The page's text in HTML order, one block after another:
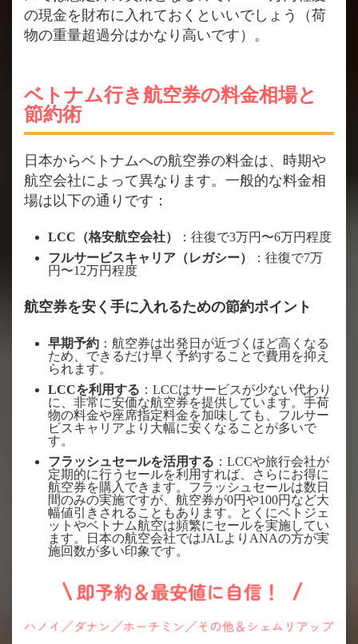
の現金を財布に入れておくといいでしょう（荷
物の重量超過分はかなり高いです）。
ベトナム行き航空券の料金相場と
節約術
日本からベトナムへの航空券の料金は、時期や
航空会社によって異なります。一般的な料金相
場は以下の通りです：
LCC（格安航空会社）
：往復で3万円〜6万円程度
フルサービスキャリア（レガシー）
：往復で7万
円〜12万円程度
航空券を安く手に入れるための節約ポイント
早期予約 ：航空券は出発日が近づくほど高くなる
ため、できるだけ早く予約することで費用を抑え
られます。
LCCを利用する ：LCCはサービスが少ない代わり
に、非常に安価な航空券を提供しています。手荷
物の料金や座席指定料金を加味しても、フルサー
ビスキャリアより大幅に安くなることが多いで
す。
フラッシュセールを活用する ：LCCや旅行会社が
定期的に行うセールを利用すれば、さらにお得に
航空券を購入できます。フラッシュセールは数日
間のみの実施ですが、航空券が0円や100円など大
幅値引きされることもあります。とくにベトジェ
ットやベトナム航空は頻繁にセールを実施してい
ます。日本の航空会社ではJALよりANAの方が実
施回数が多い印象です。